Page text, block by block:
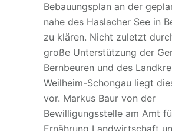
Bebauungsplan an der
nahe des Haslacher See in
zu klären. Nicht zuletzt
große Unterstützung der
Bernbeuren und des
Weilheim-Schongau liegt
vor. Markus Baur von der
Bewilligungsstelle am Amt
Ernährung Landwirtschaft